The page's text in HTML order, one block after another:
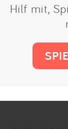
Hilf mit,